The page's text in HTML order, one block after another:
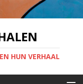
HUN VERHAAL